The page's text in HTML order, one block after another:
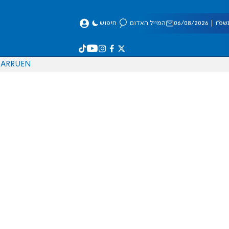
08/2026 המייל האדום חיפוש
EN
RU
AR